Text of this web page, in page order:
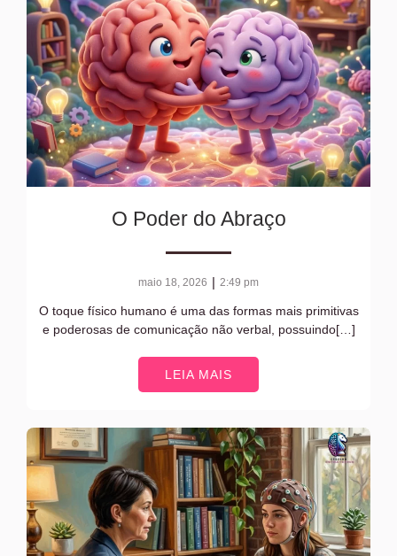
O Poder do Abraço
maio 18, 2026 | 2:49 pm
O toque físico humano é uma das formas mais primitivas
e poderosas de comunicação não verbal, possuindo[…]
LEIA MAIS